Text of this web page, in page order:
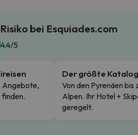
bei Esquiades.com
4.4/5
Angebote,
finden.
Der größte Katalog
Von den Pyrenäen bis
Alpen. Ihr Hotel +
geregelt.